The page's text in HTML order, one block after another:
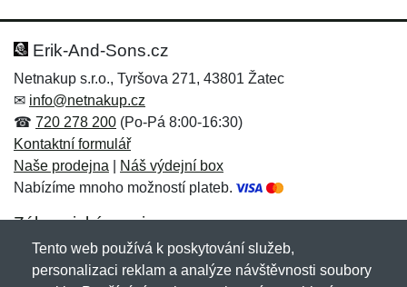
Hodnocení:
Jméno: *
Jméno:
E-mail:*
Erik-And-Sons.cz
Netnakup s.r.o., Tyršova 271, 43801 Žatec
✉ info@netnakup.cz
☎ 720 278 200 (Po-Pá 8:00-16:30)
Kontaktní formulář
Naše prodejna
Náš výdejní box
Nabízíme mnoho možností plateb.
Zákaznický servis
Novinky emailem
Tento web používá k poskytování služeb,
personalizaci reklam a analýze návštěvnosti soubory